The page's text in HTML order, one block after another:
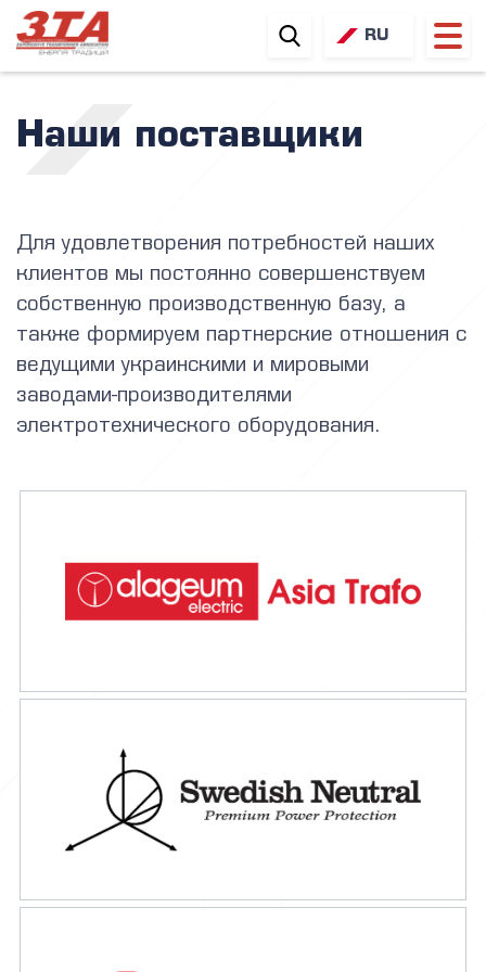
RU
Наши поставщики
Для удовлетворения потребностей наших
клиентов мы постоянно совершенствуем
собственную производственную базу, а
также формируем партнерские отношения с
ведущими украинскими и мировыми
заводами-производителями
электротехнического оборудования.